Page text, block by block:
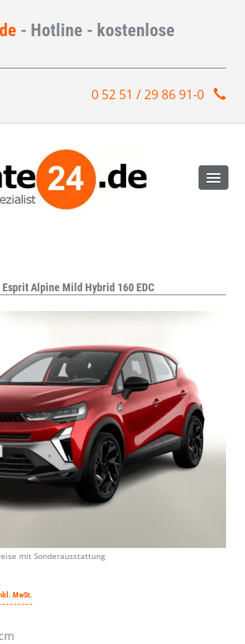
- Hotline - kostenlose
0 52 51 / 29 86 91-0
Esprit Alpine Mild Hybrid 160 EDC
mit Sonderausstattung
MwSt.